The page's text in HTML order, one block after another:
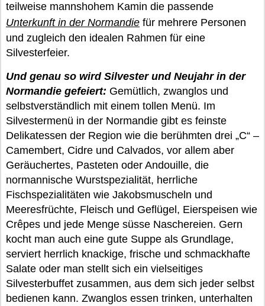
teilweise mannshohem Kamin die passende
Unterkunft in der Normandie für mehrere Personen
und zugleich den idealen Rahmen für eine
Silvesterfeier.
Und genau so wird Silvester und Neujahr in der
Normandie gefeiert: Gemütlich, zwanglos und
selbstverständlich mit einem tollen Menü. Im
Silvestermenü in der Normandie gibt es feinste
Delikatessen der Region wie die berühmten drei „C“ –
Camembert, Cidre und Calvados, vor allem aber
Geräuchertes, Pasteten oder Andouille, die
normannische Wurstspezialität, herrliche
Fischspezialitäten wie Jakobsmuscheln und
Meeresfrüchte, Fleisch und Geflügel, Eierspeisen wie
Crêpes und jede Menge süsse Naschereien. Gern
kocht man auch eine gute Suppe als Grundlage,
serviert herrlich knackige, frische und schmackhafte
Salate oder man stellt sich ein vielseitiges
Silvesterbuffet zusammen, aus dem sich jeder selbst
bedienen kann. Zwanglos essen trinken, unterhalten